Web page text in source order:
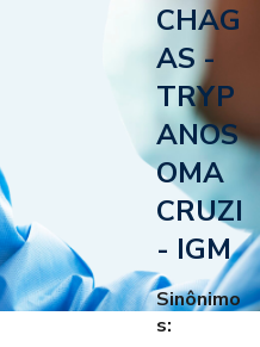
CHAG
AS -
TRYP
ANOS
OMA
CRUZI
- IGM
Sinônimo
s: